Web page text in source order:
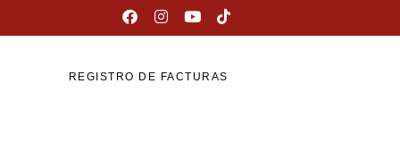
REGISTRO DE FACTURAS